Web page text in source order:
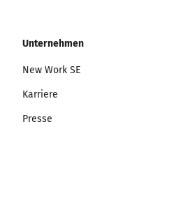
Unternehmen
New Work SE
Karriere
Presse